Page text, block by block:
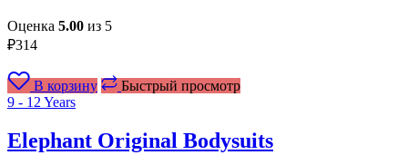
Оценка 5.00 из 5
₽314
В корзину
Быстрый просмотр
9 - 12 Years
Elephant Original Bodysuits